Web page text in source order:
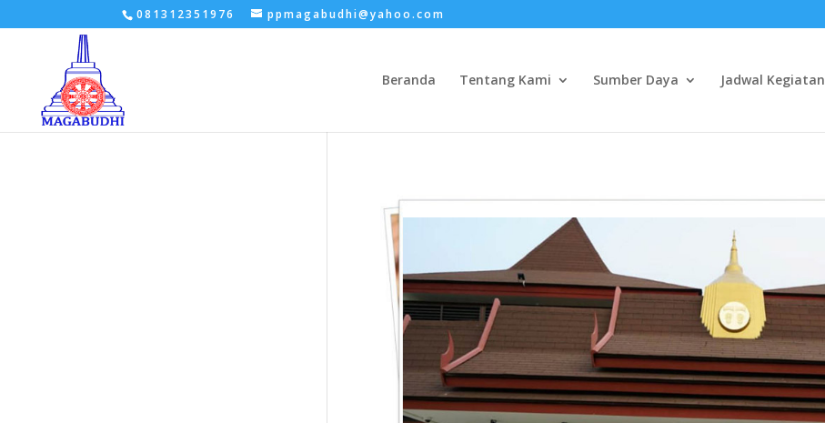
081312351976 ppmagabudhi@yahoo.com
Beranda Tentang Kami Sumber Daya Jadwal Kegiatan